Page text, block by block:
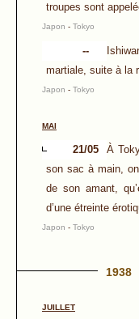
troupes sont
Japon - Tokyo
--
martiale, suite à la
Japon - Tokyo
MAI
21/05
À
son sac à main,
de son amant,
d’une étreinte
Japon - Tokyo
1938
JUILLET